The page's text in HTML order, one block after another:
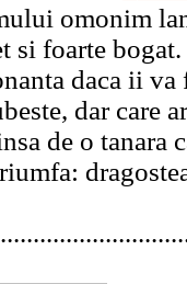
omonim
si foarte
daca ii va
dar care
de o